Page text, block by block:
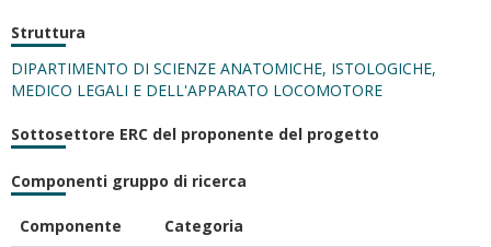
Struttura
DIPARTIMENTO DI SCIENZE ANATOMICHE, ISTOLOGICHE,
MEDICO LEGALI E DELL'APPARATO LOCOMOTORE
Sottosettore ERC del proponente del progetto
Componenti gruppo di ricerca
Componente
Categoria